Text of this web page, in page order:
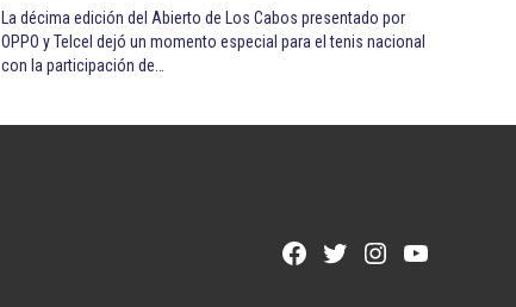
La décima edición del Abierto de Los Cabos presentado por
OPPO y Telcel dejó un momento especial para el tenis nacional
con la participación de…
Facebook
TwitterInstagram
YouTube